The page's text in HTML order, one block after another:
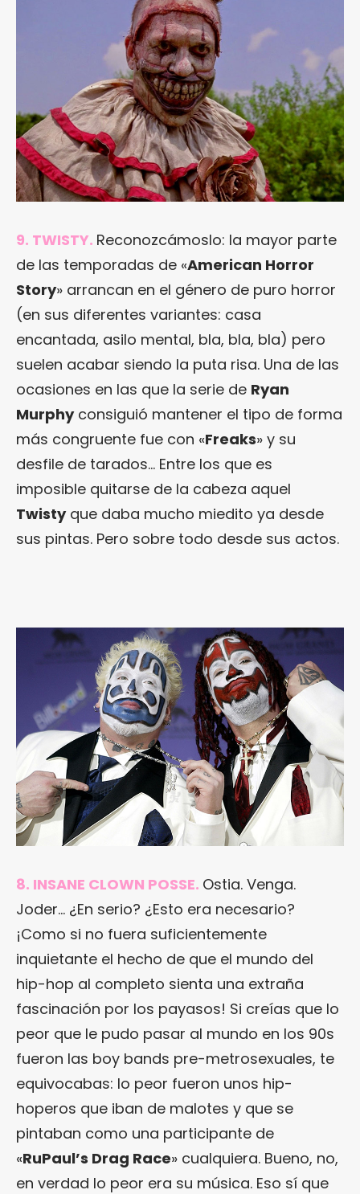
9. TWISTY. Reconozcámoslo: la mayor parte
de las temporadas de «American Horror
Story» arrancan en el género de puro horror
(en sus diferentes variantes: casa
encantada, asilo mental, bla, bla, bla) pero
suelen acabar siendo la puta risa. Una de las
ocasiones en las que la serie de Ryan
Murphyconsiguió mantener el tipo de forma
más congruente fue con «Freaks» y su
desfile de tarados… Entre los que es
imposible quitarse de la cabeza aquel
Twistyque daba mucho miedito ya desde
sus pintas. Pero sobre todo desde sus actos.
8. INSANE CLOWN POSSE. Ostia. Venga.
Joder… ¿En serio? ¿Esto era necesario?
¡Como si no fuera suficientemente
inquietante el hecho de que el mundo del
hip-hop al completo sienta una extraña
fascinación por los payasos! Si creías que lo
peor que le pudo pasar al mundo en los 90s
fueron las boy bands pre-metrosexuales, te
equivocabas: lo peor fueron unos hip-
hoperos que iban de malotes y que se
pintaban como una participante de
«RuPaul’s Drag Race» cualquiera. Bueno, no,
en verdad lo peor era su música. Eso sí que